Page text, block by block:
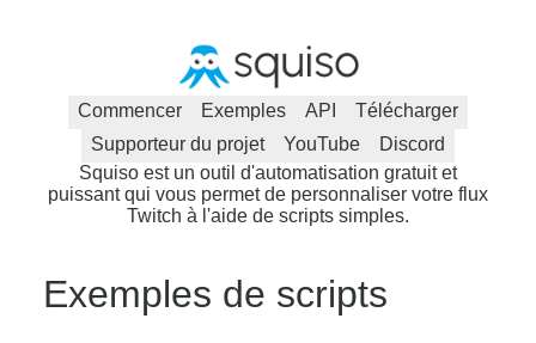
Commencer Exemples API
Télécharger
Supporteur du projet
YouTube
Discord
Squiso est un outil d'automatisation gratuit et
puissant qui vous permet de personnaliser votre flux
Twitch à l'aide de scripts simples.
Exemples de scripts